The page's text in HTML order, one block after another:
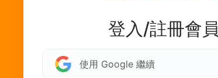
登入/註冊會員
使用 Google 繼續